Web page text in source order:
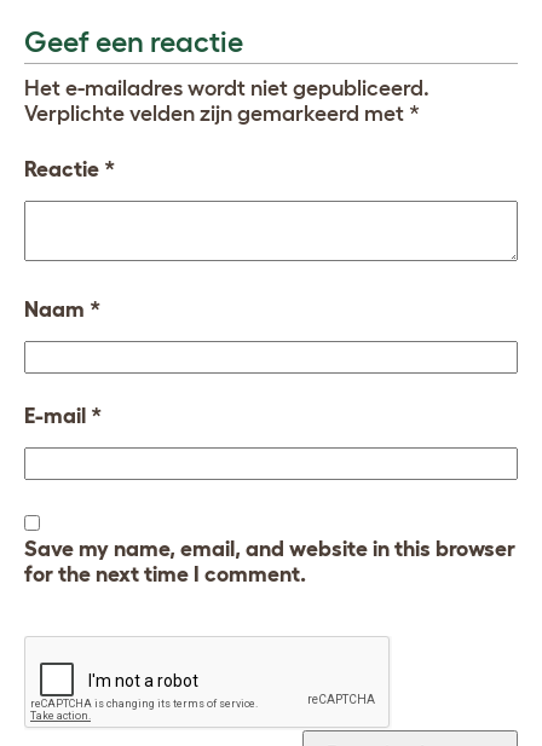
Geef een reactie
Het e-mailadres wordt niet gepubliceerd.
Verplichte velden zijn gemarkeerd met *
Reactie *
Naam *
E-mail *
Save my name, email, and website in this browser
for the next time I comment.